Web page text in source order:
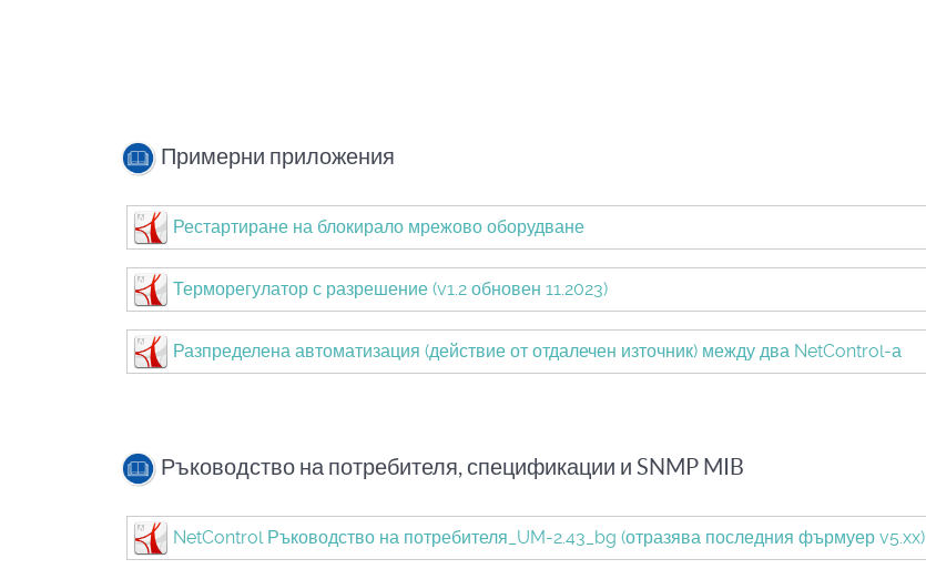
Примерни приложения
Рестартиране на блокирало мрежово оборудване
Терморегулатор с разрешение (v1.2 обновен 11.2023)
Разпределена автоматизация (действие от отдалечен източник) между два NetControl-а
Ръководство на потребителя, спецификации и SNMP MIB
NetControl Ръководство на потребителя_UM-2.43_bg (отразява последния фърмуер v5.xx)